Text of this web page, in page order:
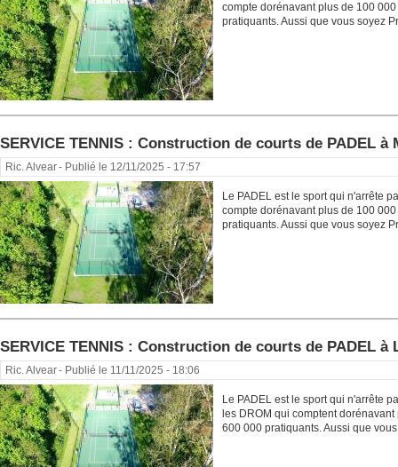
compte dorénavant plus de 100
pratiquants. Aussi que vous soyez
SERVICE TENNIS : Construction de courts de PADEL à
Ric. Alvear- Publié le 12/11/2025 - 17:57
Le PADEL est le sport qui n'arrête
compte dorénavant plus de 100
pratiquants. Aussi que vous soyez
SERVICE TENNIS : Construction de courts de PADEL à
Ric. Alvear- Publié le 11/11/2025 - 18:06
Le PADEL est le sport qui n'arrête
les DROM qui comptent
600 000 pratiquants. Aussi que